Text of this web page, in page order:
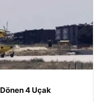
4 Uçak